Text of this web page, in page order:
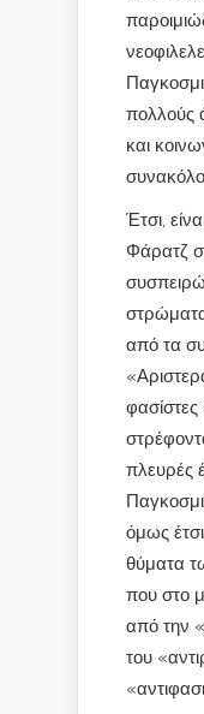
πολλούς
και
Έτσι,
Φάρατζ
από τα
φασίστες
πλευρές
όμως
θύματα
που στο
από την
του